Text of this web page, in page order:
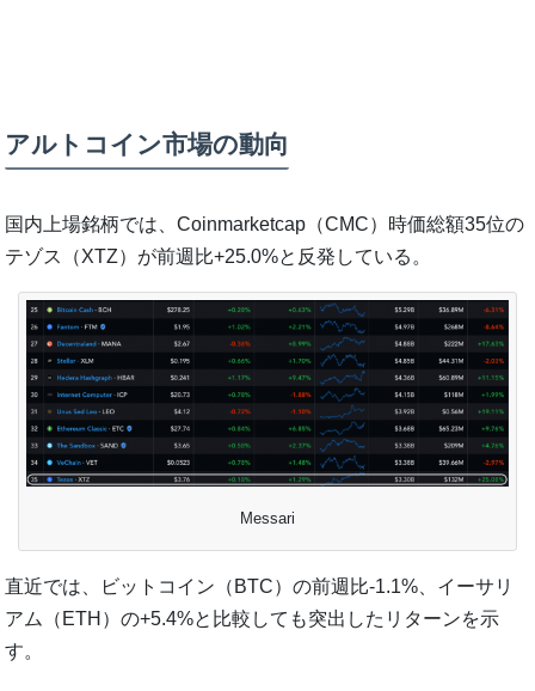
アルトコイン市場の動向
国内上場銘柄では、Coinmarketcap（CMC）時価総額35位の
テゾス（XTZ）が前週比+25.0%と反発している。
Messari
直近では、ビットコイン（BTC）の前週比-1.1%、イーサリ
アム（ETH）の+5.4%と比較しても突出したリターンを示
す。